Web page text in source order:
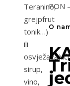
Teranino,
grejpfrut
tonik…)
ili
sirup,
vino,
PON
O